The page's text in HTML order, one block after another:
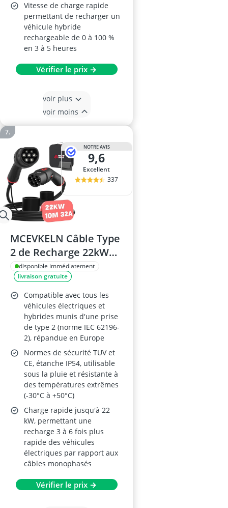
Vitesse de charge rapide
permettant de recharger un
véhicule hybride
rechargeable de 0 à 100 %
en 3 à 5 heures
Vérifier le prix →
voir plus
voir moins
NOTRE AVIS
9,6
Excellent
337
MCEVKELN Câble Type
2 de Recharge 22kW
10m
disponible immédiatement
livraison gratuite
Compatible avec tous les
véhicules électriques et
hybrides munis d'une prise
de type 2 (norme IEC 62196-
2), répandue en Europe
Normes de sécurité TUV et
CE, étanche IP54, utilisable
sous la pluie et résistante à
des températures extrêmes
(-30°C à +50°C)
Charge rapide jusqu'à 22
kW, permettant une
recharge 3 à 6 fois plus
rapide des véhicules
électriques par rapport aux
câbles monophasés
Vérifier le prix →